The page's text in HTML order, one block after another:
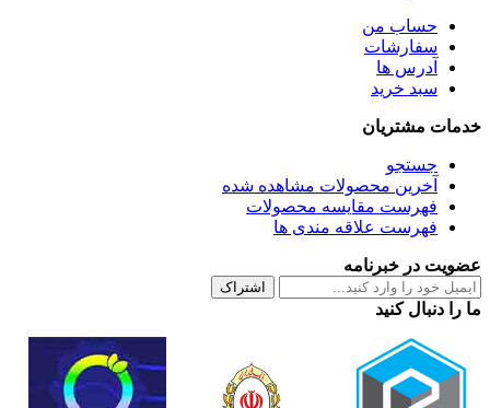
حساب من
سفارشات
آدرس ها
سبد خرید
خدمات مشتریان
جستجو
آخرین محصولات مشاهده شده
فهرست مقایسه محصولات
فهرست علاقه مندی ها
عضویت در خبرنامه
اشتراک
ما را دنبال کنید